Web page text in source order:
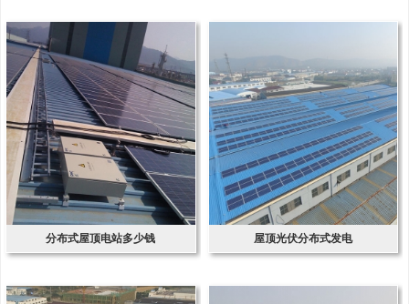
分布式屋顶电站多少钱 屋顶光伏分布式发电